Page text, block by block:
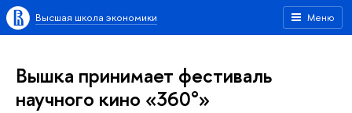
Меню
Высшая школа экономики
Вышка принимает фестиваль
научного кино «360°»